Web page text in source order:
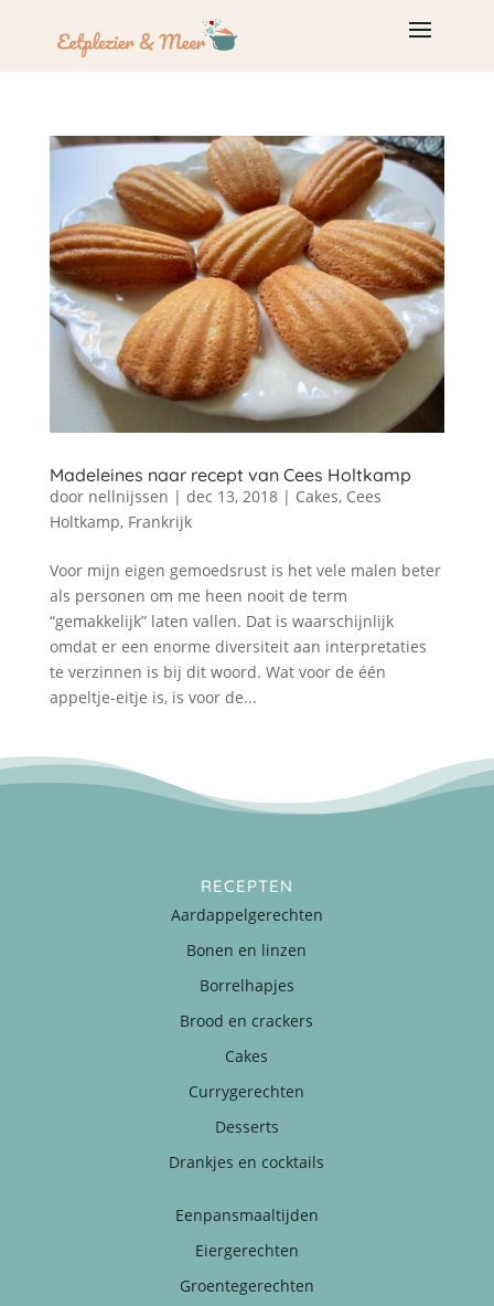
Madeleines naar recept van Cees Holtkamp
door nellnijssen | dec 13, 2018| Cakes, Cees
Holtkamp, Frankrijk
Voor mijn eigen gemoedsrust is het vele malen beter
als personen om me heen nooit de term
“gemakkelijk” laten vallen. Dat is waarschijnlijk
omdat er een enorme diversiteit aan interpretaties
te verzinnen is bij dit woord. Wat voor de één
appeltje-eitje is, is voor de...
RECEPTEN
Aardappelgerechten
Bonen en linzen
Borrelhapjes
Brood en crackers
Cakes
Currygerechten
Desserts
Drankjes en cocktails
Eenpansmaaltijden
Eiergerechten
Groentegerechten